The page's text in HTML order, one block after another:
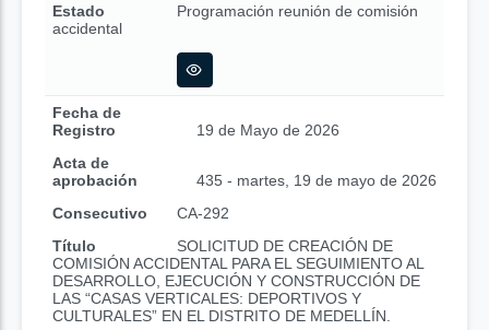
Estado
Programación reunión de comisión
accidental
Fecha de
Registro
19 de Mayo de 2026
Acta de
aprobación
435 - martes, 19 de mayo de 2026
Consecutivo
CA-292
Título
SOLICITUD DE CREACIÓN DE
COMISIÓN ACCIDENTAL PARA EL SEGUIMIENTO AL
DESARROLLO, EJECUCIÓN Y CONSTRUCCIÓN DE
LAS “CASAS VERTICALES: DEPORTIVOS Y
CULTURALES” EN EL DISTRITO DE MEDELLÍN.